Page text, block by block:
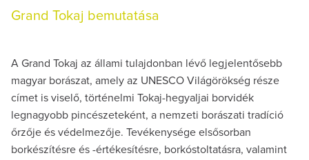
Grand Tokaj bemutatása
A Grand Tokaj az állami tulajdonban lévő legjelentősebb
magyar borászat, amely az UNESCO Világörökség része
címet is viselő, történelmi Tokaj-hegyaljai borvidék
legnagyobb pincészeteként, a nemzeti borászati tradíció
őrzője és védelmezője. Tevékenysége elsősorban
borkészítésre és -értékesítésre, borkóstoltatásra, valamint